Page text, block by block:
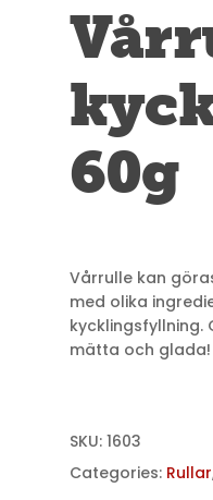
60g
Vårrulle kan
med olika
kycklingsfyllning.
mätta och glada!
SKU: 1603
Categories: Rullar